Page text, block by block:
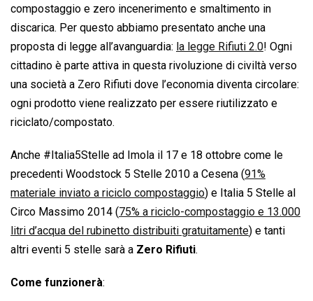
o
o
k
A
p
p
d
I
n
d
s
i
n
k
compostaggio e zero incenerimento e smaltimento in
discarica. Per questo abbiamo presentato anche una
proposta di legge all’avanguardia: la legge Rifiuti 2.0! Ogni
cittadino è parte attiva in questa rivoluzione di civiltà verso
una società a Zero Rifiuti dove l’economia diventa circolare:
ogni prodotto viene realizzato per essere riutilizzato e
riciclato/compostato.
Anche #Italia5Stelle ad Imola il 17 e 18 ottobre come le
precedenti Woodstock 5 Stelle 2010 a Cesena (91%
materiale inviato a riciclo compostaggio) e Italia 5 Stelle al
Circo Massimo 2014 (75% a riciclo-compostaggio e 13.000
litri d’acqua del rubinetto distribuiti gratuitamente) e tanti
altri eventi 5 stelle sarà a Zero Rifiuti.
Come funzionerà: